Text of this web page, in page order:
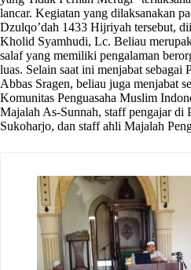
lancar. Kegiatan yang dilaksanakan
Dzulqo’dah 1433 Hijriyah tersebut,
Kholid Syamhudi, Lc. Beliau
salaf yang memiliki pengalaman
luas. Selain saat ini menjabat sebagai
Abbas Sragen, beliau juga menjabat
Komunitas Penguasaha Muslim
Majalah As-Sunnah, staff pengajar di
Sukoharjo, dan staff ahli Majalah